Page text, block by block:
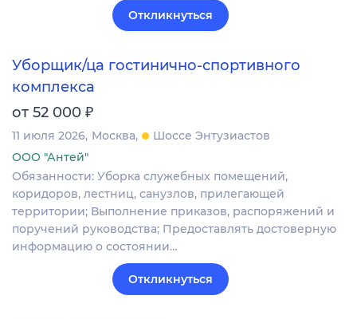
Откликнуться
Уборщик/ца гостинично-спортивного
комплекса
от 52 000 ₽
11 июля 2026 Москва
Шоссе Энтузиастов
ООО "Антей"
Обязанности: Уборка служебных помещений,
коридоров, лестниц, санузлов, прилегающей
территории; Выполнение приказов, распоряжений и
поручений руководства; Предоставлять достоверную
информацию о состоянии…
Откликнуться